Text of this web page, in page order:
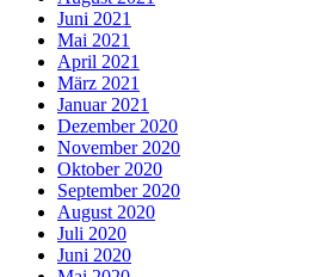
Juni 2021
Mai 2021
April 2021
März 2021
Januar 2021
Dezember 2020
November 2020
Oktober 2020
September 2020
August 2020
Juli 2020
Juni 2020